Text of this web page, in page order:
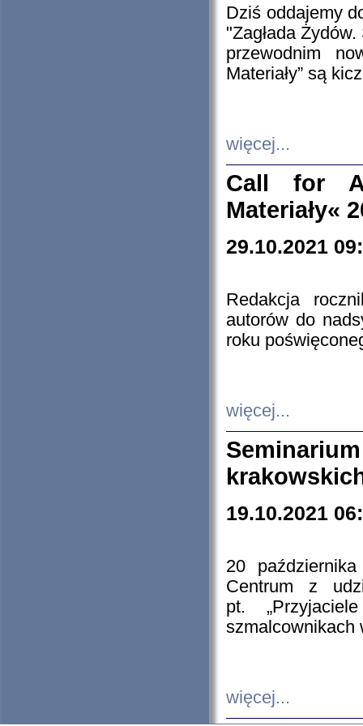
Dziś oddajemy
"Zagłada
przewodnim
Materiały” są
więcej...
Call for
Materiały«
29.10.2021
Redakcja
autorów do
roku
więcej...
19.10.2021
20
Centrum z
pt.
szmalcownikach
więcej...